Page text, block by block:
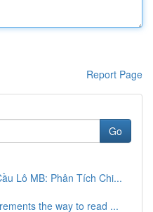
Report Page
Go
Lô MB: Phân Tích Chi...
the way to read ...